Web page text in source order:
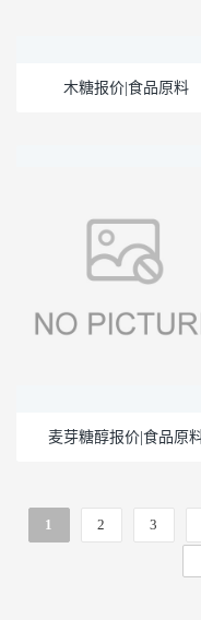
木糖报价|食品原料
麦芽糖醇报价|食品原
1 2 3